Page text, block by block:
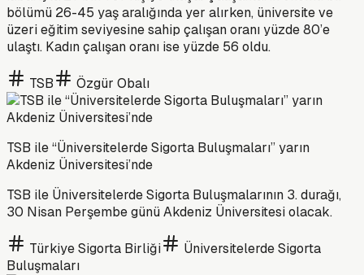
bölümü 26-45 yaş aralığında yer alırken, üniversite ve
üzeri eğitim seviyesine sahip çalışan oranı yüzde 80’e
ulaştı. Kadın çalışan oranı ise yüzde 56 oldu.
TSB Özgür Obalı
TSB ile “Üniversitelerde Sigorta Buluşmaları” yarın
Akdeniz Üniversitesi’nde
TSB ile Üniversitelerde Sigorta Buluşmalarının 3. durağı,
30 Nisan Perşembe günü Akdeniz Üniversitesi olacak.
Türkiye Sigorta Birliği
Üniversitelerde Sigorta
Buluşmaları